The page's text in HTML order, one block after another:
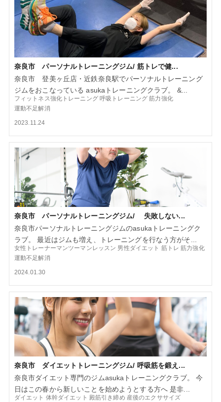
奈良市 パーソナルトレーニングジム/ 筋トレで健...
奈良市 登美ヶ丘店・近鉄奈良駅でパーソナルトレーニング
ジムをおこなっている asukaトレーニングクラブ。 &...
フィットネス強化トレーニング 呼吸トレーニング 筋力強化
運動不足解消
2023.11.24
奈良市 パーソナルトレーニングジム/ 失敗しない...
奈良市パーソナルトレーニングジムのasukaトレーニングク
ラブ。 最近はジムも増え、トレーニングを行なう方がそ...
女性トレーナーマンツーマンレッスン 男性ダイエット 筋トレ 筋力強化
運動不足解消
2024.01.30
奈良市 ダイエットトレーニングジム/ 呼吸筋を鍛え...
奈良市ダイエット専門のジムasukaトレーニングクラブ。 今
日はこの春から新しいことを始めようとする方へ 是非...
ダイエット 体幹ダイエット 殿筋引き締め 産後のエクササイズ